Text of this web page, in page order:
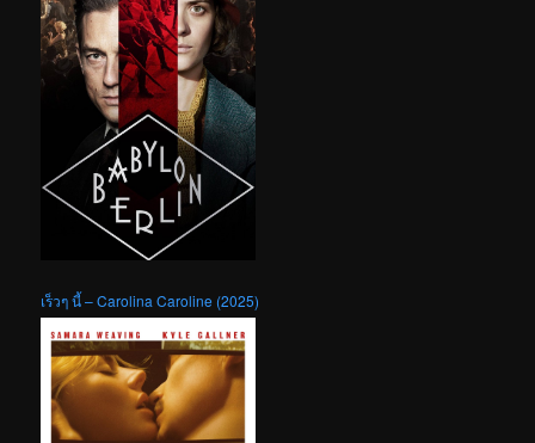
เร็วๆ นี้ – Carolina Caroline (2025)